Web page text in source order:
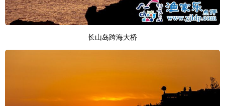
长山岛跨海大桥